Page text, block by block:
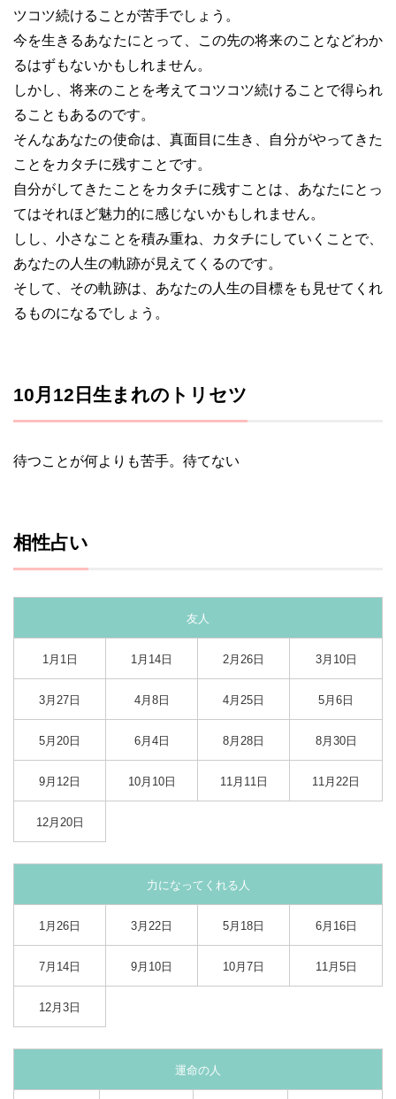
ツコツ続けることが苦手でしょう。
今を生きるあなたにとって、この先の将来のことなどわか
るはずもないかもしれません。
しかし、将来のことを考えてコツコツ続けることで得られ
ることもあるのです。
そんなあなたの使命は、真面目に生き、自分がやってきた
ことをカタチに残すことです。
自分がしてきたことをカタチに残すことは、あなたにとっ
てはそれほど魅力的に感じないかもしれません。
しし、小さなことを積み重ね、カタチにしていくことで、
あなたの人生の軌跡が見えてくるのです。
そして、その軌跡は、あなたの人生の目標をも見せてくれ
るものになるでしょう。
10月12日生まれのトリセツ
待つことが何よりも苦手。待てない
相性占い
友人
1月1日 1月14日 2月26日 3月10日
3月27日 4月8日 4月25日 5月6日
5月20日 6月4日 8月28日 8月30日
9月12日 10月10日 11月11日 11月22日
12月20日
力になってくれる人
1月26日 3月22日 5月18日 6月16日
7月14日 9月10日 10月7日 11月5日
12月3日
運命の人